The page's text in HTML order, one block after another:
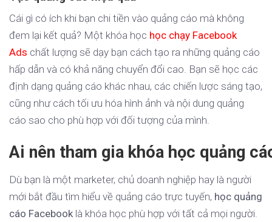
Cái gì có ích khi bạn chi tiền vào quảng cáo mà không
đem lại kết quả? Một khóa học học chạy Facebook
Ads chất lượng sẽ dạy bạn cách tạo ra những quảng cáo
hấp dẫn và có khả năng chuyển đổi cao. Bạn sẽ học các
định dạng quảng cáo khác nhau, các chiến lược sáng tạo,
cũng như cách tối ưu hóa hình ảnh và nội dung quảng
cáo sao cho phù hợp với đối tượng của mình.
Ai nên tham gia khóa học quảng
Dù bạn là một marketer, chủ doanh nghiệp hay là người
mới bắt đầu tìm hiểu về quảng cáo trực tuyến, học quảng
cáo Facebook là khóa học phù hợp với tất cả mọi người.